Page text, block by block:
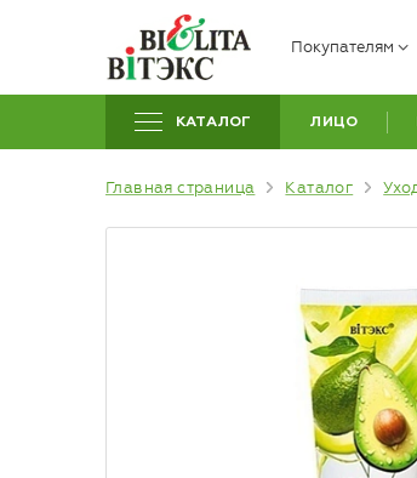
Покупателям
КАТАЛОГ ЛИЦО
Главная страница Каталог